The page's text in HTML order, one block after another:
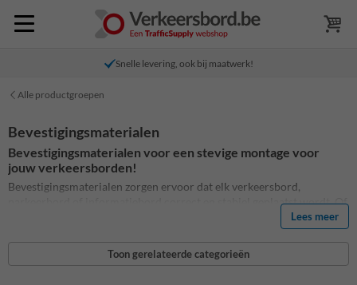
Snelle levering, ook bij maatwerk!
Alle productgroepen
Bevestigingsmaterialen
Bevestigingsmaterialen voor een stevige montage voor
jouw verkeersborden!
Bevestigingsmaterialen zorgen ervoor dat elk verkeersbord,
parkeerbord of informatiebord correct en stabiel geplaatst wordt. Of
je nu een paal verkeersbord zoekt, een verkeersbordpaal wil kopen of
een bord tegen een muur, hekwerk of bestaande buispaal wil
monteren: de juiste beugel, paal of muurbeugelset maakt het verschil
in gebruiksgemak en duurzaamheid.
Lees meer
Toon gerelateerde categorieën